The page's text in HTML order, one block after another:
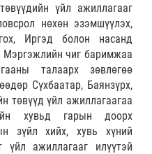
үйл ажиллагааг
нөхөн эзэмшүүлэх,
Иргэд болон насанд
Мэргэжлийн чиг баримжаа
талаарх зөвлөгөө
Сүхбаатар, Баянзүрх,
төвүүд үйл ажиллагаагаа
хувьд гарын доорх
зүйл хийх, хувь хүний
үйл ажиллагааг илүүтэй